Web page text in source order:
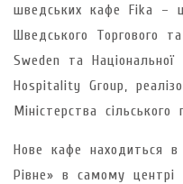
шведських кафе Fika –
Шведського Торгового
Sweden та
Hospitality Group,
Міністерства сільського
Нове кафе находиться в
Рівне» в самому